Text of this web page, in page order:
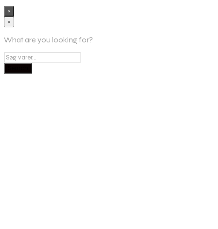
×
×
What are you looking for?